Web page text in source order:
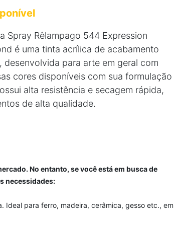
Spray Rêlampago 544 Expression
é uma tinta acrílica de acabamento
desenvolvida para arte em geral com
cores disponíveis com sua formulação
alta resistência e secagem rápida,
de alta qualidade.
No entanto, se você está em busca de
necessidades:
Ideal para ferro, madeira, cerâmica, gesso etc., em